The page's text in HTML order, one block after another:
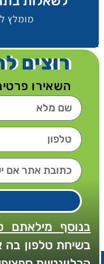
מומלץ
רוצים
השאירו
בנוסף מילאתם